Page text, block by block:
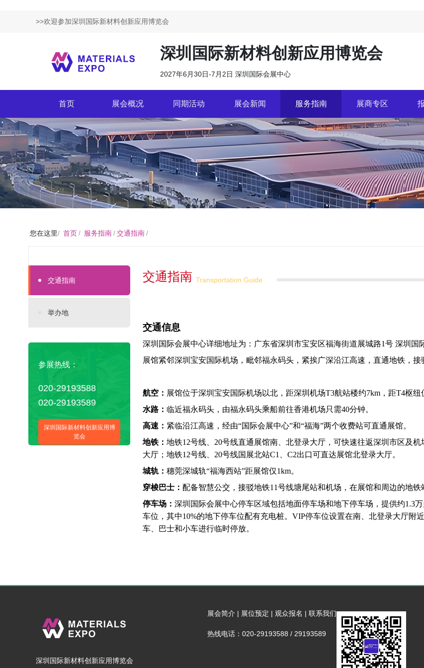
>>欢迎参加深圳国际新材料创新应用博览会
深圳国际新材料创新应用博览会
2027年6月30日-7月2日 深圳国际会展中心
首页 展会概况 同期活动 展会新闻 服务指南 展商专区
您在这里/ 首页/ 服务指南/交通指南/
交通指南
举办地
参展热线：
020-29193588
020-29193589
深圳国际新材料创新应用博
览会
交通指南 Transportation Guide
交通信息
深圳国际会展中心详细地址为：广东省深圳市宝安区福海街道展城路1号 深圳国
展馆紧邻深圳宝安国际机场，毗邻福永码头，紧挨广深沿江高速，直通地铁，接
航空： 展馆位于深圳宝安国际机场以北，距深圳机场T3航站楼约7km，距T4枢纽
水路： 临近福永码头，由福永码头乘船前往香港机场只需40分钟。
高速： 紧临沿江高速，经由“国际会展中心”和“福海”两个收费站可直通展馆。
地铁： 地铁12号线、20号线直通展馆南、北登录大厅，可快速往返深圳市区及
大厅；地铁12号线、20号线国展北站C1、C2出口可直达展馆北登录大厅。
城轨： 穗莞深城轨“福海西站”距展馆仅1km。
穿梭巴士： 配备智慧公交，接驳地铁11号线塘尾站和机场，在展馆和周边的地铁
停车场： 深圳国际会展中心停车区域包括地面停车场和地下停车场，提供约1.3
车位，其中10%的地下停车位配有充电桩。VIP停车位设置在南、北登录大厅附
车、巴士和小车进行临时停放。
深圳国际新材料创新应用博览会
展会简介 | 展位预定 | 观众报名 | 联系我们
热线电话：020-29193588 / 29193589